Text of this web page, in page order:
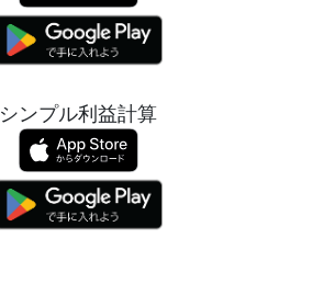
シンプル利益計算